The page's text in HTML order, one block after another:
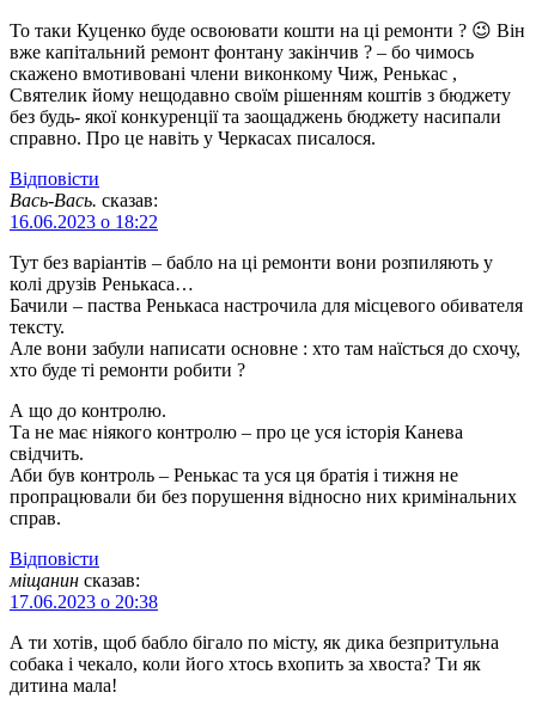
То таки Куценко буде освоювати кошти на ці ремонти ? 😉 Він
вже капітальний ремонт фонтану закінчив ? – бо чимось
скажено вмотивовані члени виконкому Чиж, Ренькас ,
Святелик йому нещодавно своїм рішенням коштів з бюджету
без будь- якої конкуренції та заощаджень бюджету насипали
справно. Про це навіть у Черкасах писалося.
Відповіcти
Вась-Вась. сказав:
16.06.2023 о 18:22
Тут без варіантів – бабло на ці ремонти вони розпиляють у
колі друзів Ренькаса…
Бачили – паства Ренькаса настрочила для місцевого обивателя
тексту.
Але вони забули написати основне : хто там наїсться до схочу,
хто буде ті ремонти робити ?
А що до контролю.
Та не має ніякого контролю – про це уся історія Канева
свідчить.
Аби був контроль – Ренькас та уся ця братія і тижня не
пропрацювали би без порушення відносно них кримінальних
справ.
Відповіcти
міщанин сказав:
17.06.2023 о 20:38
А ти хотів, щоб бабло бігало по місту, як дика безпритульна
собака і чекало, коли його хтось вхопить за хвоста? Ти як
дитина мала!